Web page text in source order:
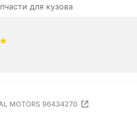
для кузова
MOTORS 96434270